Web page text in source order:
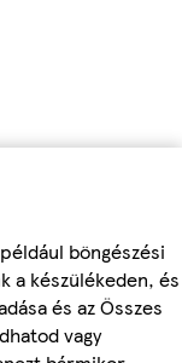
böngészési
a készülékeden, és
és az Összes
vagy